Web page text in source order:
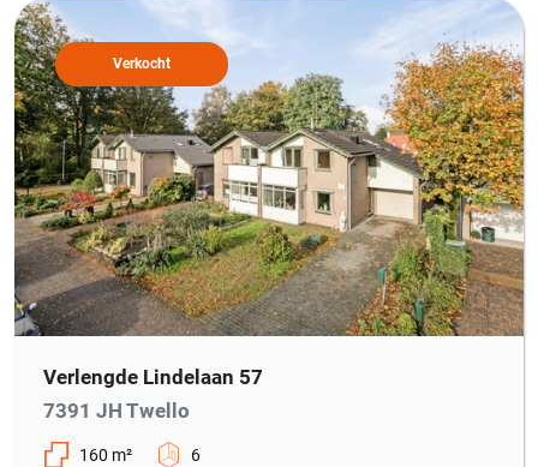
Verkocht
Verlengde Lindelaan 57
7391 JH Twello
160 m² 6